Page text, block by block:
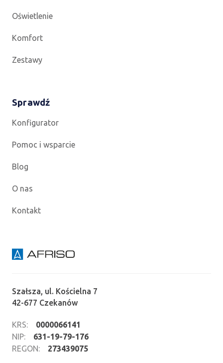
Oświetlenie
Komfort
Zestawy
Sprawdź
Konfigurator
Pomoc i wsparcie
Blog
O nas
Kontakt
Szałsza, ul. Kościelna 7
42-677 Czekanów
KRS:
0000066141
NIP:
631-19-79-176
REGON:
273439075